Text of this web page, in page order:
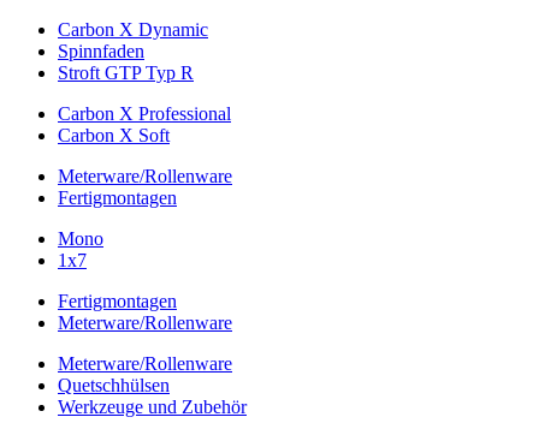
Carbon X Dynamic
Spinnfaden
Stroft GTP Typ R
Carbon X Professional
Carbon X Soft
Meterware/Rollenware
Fertigmontagen
Mono
1x7
Fertigmontagen
Meterware/Rollenware
Meterware/Rollenware
Quetschhülsen
Werkzeuge und Zubehör